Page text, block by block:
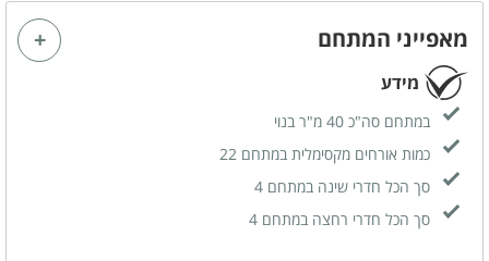
מאפייני המתחם
מידע
במתחם סה"כ 40 מ"ר בנוי
כמות אורחים מקסימלית במתחם 22
סך הכל חדרי שינה במתחם 4
סך הכל חדרי רחצה במתחם 4